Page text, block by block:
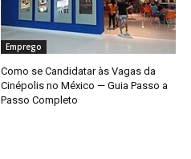
Emprego
Como se Candidatar às Vagas da
Cinépolis no México — Guia Passo a
Passo Completo